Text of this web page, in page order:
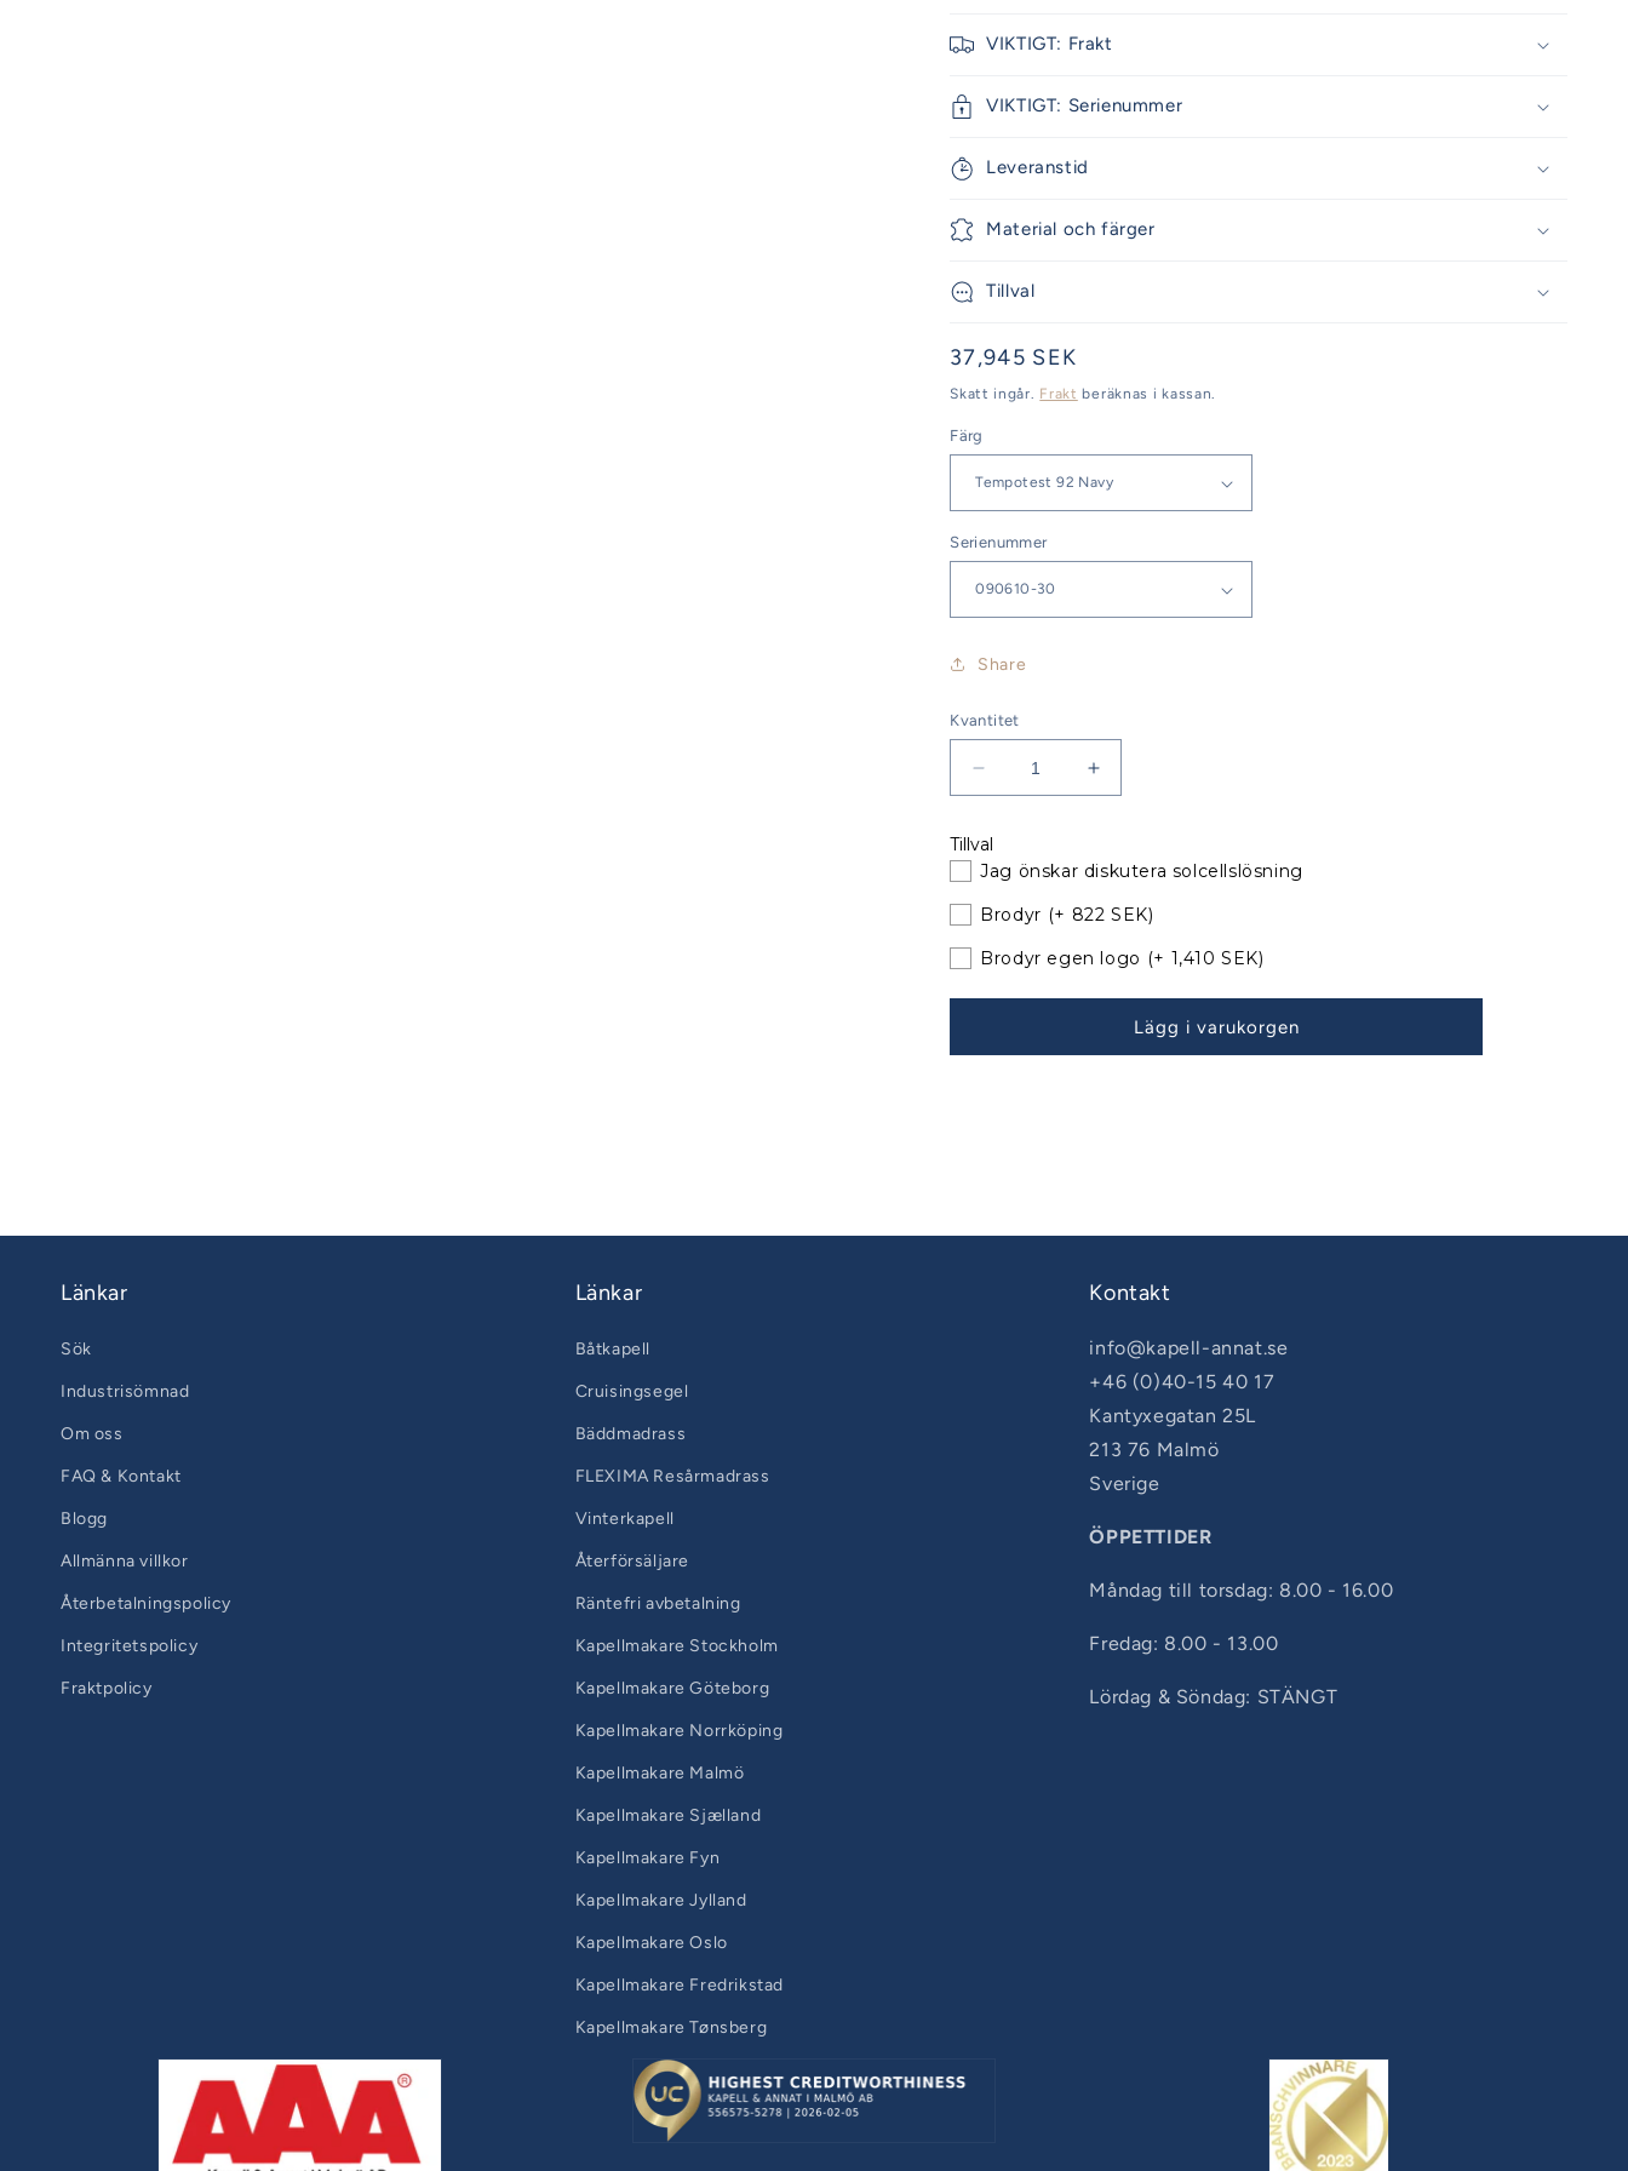
VIKTIGT: Frakt
VIKTIGT: Serienummer
Leveranstid
Material och färger
Tillval
Ordinarie
pris
37,945 SEK
Skatt ingår. Frakt beräknas i kassan.
Färg
Serienummer
Share
Kvantitet
Minska
kvantitet
Bavaria
47
Sittbrunnskapell
Årsmodell
befintliga
Öka
kvantitet
47
Sittbrunnskapell
Årsmodell
befintliga
Tillval
Jag önskar diskutera solcellslösning
Brodyr (+ 822 SEK)
Brodyr egen logo (+ 1,410 SEK)
Lägg i varukorgen
Länkar
Sök
Industrisömnad
Om oss
FAQ & Kontakt
Blogg
Allmänna villkor
Återbetalningspolicy
Integritetspolicy
Fraktpolicy
Länkar
Båtkapell
Cruisingsegel
Bäddmadrass
FLEXIMA Resårmadrass
Vinterkapell
Återförsäljare
Räntefri avbetalning
Kapellmakare Stockholm
Kapellmakare Göteborg
Kapellmakare Norrköping
Kapellmakare Malmö
Kapellmakare Sjælland
Kapellmakare Fyn
Kapellmakare Jylland
Kapellmakare Oslo
Kapellmakare Fredrikstad
Kapellmakare Tønsberg
Kontakt
info@kapell-annat.se
+46 (0)40-15 40 17
Kantyxegatan 25L
213 76 Malmö
Sverige
ÖPPETTIDER
Måndag till torsdag: 8.00 - 16.00
Fredag: 8.00 - 13.00
Lördag & Söndag: STÄNGT